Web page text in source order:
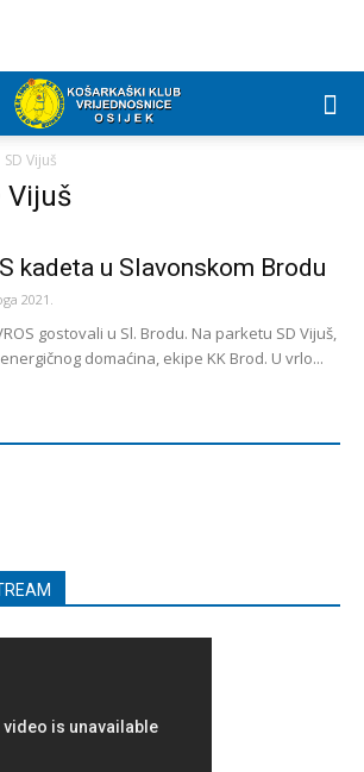
SD Vijuš
Vijuš
kadeta u Slavonskom Brodu
2021.
gostovali u Sl. Brodu. Na parketu SD Vijuš,
domaćina, ekipe KK Brod. U vrlo...